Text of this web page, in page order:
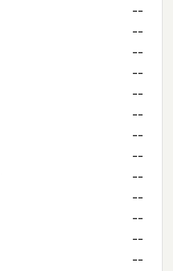
--
--
--
--
--
--
--
--
--
--
--
--
--